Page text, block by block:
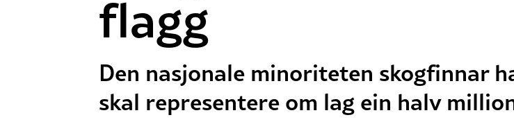
flagg
Den nasjonale minoriteten skogfinnar
skal representere om lag ein halv